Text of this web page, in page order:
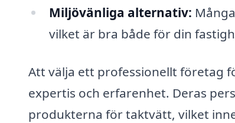
Miljövänliga alternativ:
vilket är bra både för din
Att välja ett professionellt företag
expertis och erfarenhet. Deras
produkterna för taktvätt, vilket